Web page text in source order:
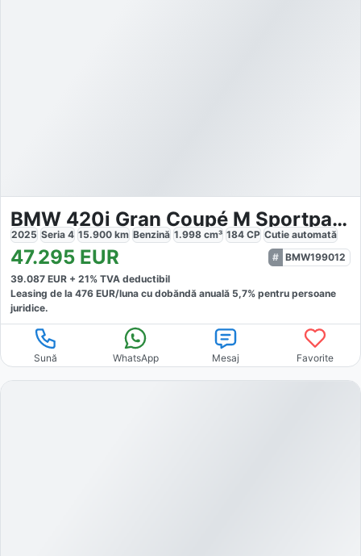
BMW 420i Gran Coupé M Sportpaket
2025 Seria 4 15.900 km Benzină 1.998 cm³ 184 CP Cutie automată
47.295 EUR
BMW199012
39.087 EUR + 21% TVA deductibil
Leasing de la 476 EUR/luna cu dobăndă anuală 5,7% pentru persoane
juridice.
Sună WhatsApp Mesaj Favorite